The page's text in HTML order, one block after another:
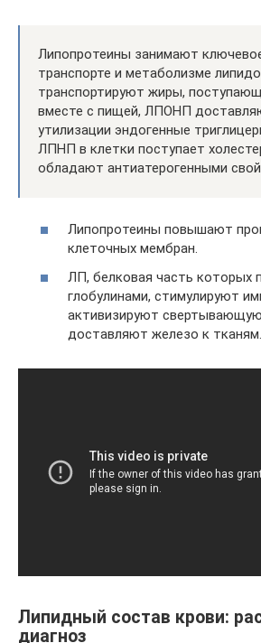
Липопротеины занимают
транспорте и метаболизме
транспортируют жиры,
вместе с пищей, ЛПОНП
утилизации эндогенные
ЛПНП в клетки поступает
обладают антиатерогенными
Липопротеины повышают
клеточных мембран.
ЛП, белковая часть которых
глобулинами, стимулируют
активизируют
доставляют железо к тканям.
Липидный состав крови:
диагноз